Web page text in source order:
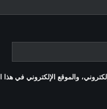
والموقع الإلكتروني في هذا